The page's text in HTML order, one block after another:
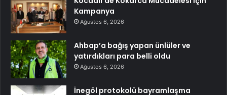
Kampanya
Ağustos 6, 2026
Ahbap’a bağış yapan ünlüler ve
yatırdıkları para belli oldu
Ağustos 6, 2026
İnegöl protokolü bayramlaşma